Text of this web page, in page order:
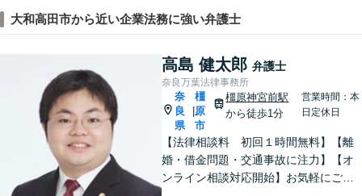
大和高田市から近い企業法務に強い弁護士
高島 健太郎 弁護士
奈良万葉法律事務所
奈
良
県
橿
原
市
橿原神宮前駅
から徒歩1分
営業時間：本
日定休日
【法律相談料 初回１時間無料】【離
婚・借金問題・交通事故に注力】【オ
ンライン相談対応開始】お気軽にご相